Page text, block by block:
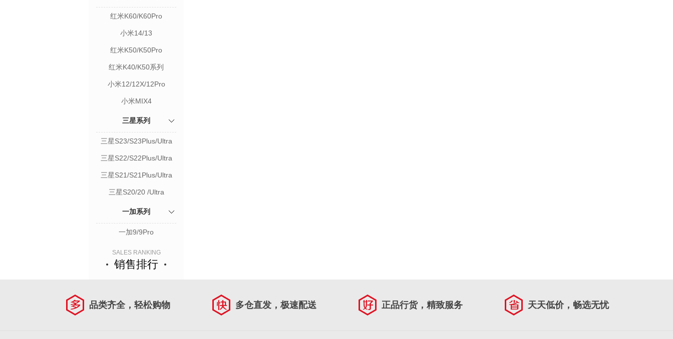
红米K60/K60Pro
小米14/13
红米K50/K50Pro
红米K40/K50系列
小米12/12X/12Pro
小米MIX4
三星系列
三星S23/S23Plus/Ultra
三星S22/S22Plus/Ultra
三星S21/S21Plus/Ultra
三星S20/20 /Ultra
一加系列
一加9/9Pro
SALES RANKING
销售排行
品类齐全，轻松购物 多仓直发，极速配送 正品行货，精致服务 天天低价，畅选无忧